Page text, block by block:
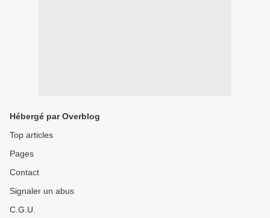
Hébergé par Overblog
Top articles
Pages
Contact
Signaler un abus
C.G.U.